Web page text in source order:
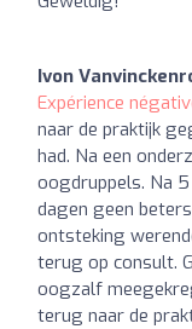
Ivon
Expérience
naar de praktijk
had. Na een
oogdruppels. Na
dagen geen
ontsteking
terug op consult.
oogzalf
terug naar de